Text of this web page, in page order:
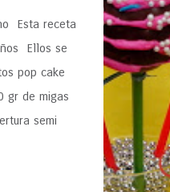
Esta receta
Ellos se
pop cake
de migas
semi